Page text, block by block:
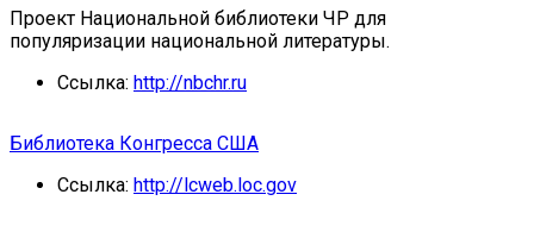
Проект Национальной библиотеки ЧР для
популяризации национальной литературы.
Ссылка: http://nbchr.ru
Библиотека Конгресса США
Ссылка: http://lcweb.loc.gov